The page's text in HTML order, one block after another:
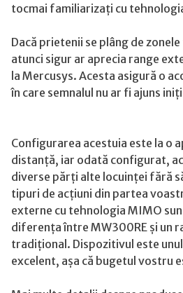
tocmai familiarizați cu
Dacă prietenii se plâng de
atunci sigur ar aprecia range
la Mercusys. Acesta asigură o
în care semnalul nu ar fi ajuns
Configurarea acestuia este la o
distanță, iar odată configurat,
diverse părți alte locuinței fără
tipuri de acțiuni din partea
externe cu tehnologia MIMO
diferența între MW300RE și un
tradițional. Dispozitivul este
excelent, așa că bugetul vostru